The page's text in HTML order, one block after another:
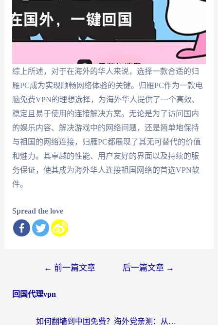
综上所述，对于在海外的华人来说，选择一款合适的归
雁PC成为实现顺畅网络体验的关键。归雁PC作为一款电
脑免费VPN的理想选择，为海外华人提供了一个高效、
稳定且易于使用的连接解决方案。无论是为了访问国内
的娱乐内容、解决游戏中的网络问题，还是简单地保持
与祖国的网络连接，归雁PC都展现了其无可替代的价值
和魅力。其卓越的性能、用户友好的界面以及持续的服
务保证，使其成为海外华人连接祖国网络的首选VPN软
件。
Spread the love
导
← 前一篇文章 后一篇文章 →
回国代理vpn
如何翻墙到中国免费？海外党亲测：从踩坑到选对加速器的全攻略